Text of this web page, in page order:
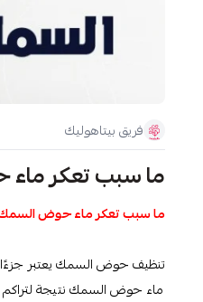
فريق بيتاهوليك
ما سبب تعكر
ما سبب تعكر ماء حوض
تنظيف حوض السمك يعتبر جزءًا
ماء حوض السمك نتيجة لتراكم